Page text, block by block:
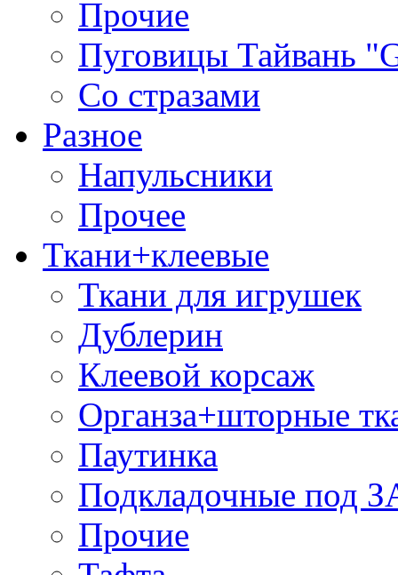
Прочие
Пуговицы Тайвань
Со стразами
Разное
Напульсники
Прочее
Ткани+клеевые
Ткани для игрушек
Дублерин
Клеевой корсаж
Органза+шторные
Паутинка
Подкладочные под
Прочие